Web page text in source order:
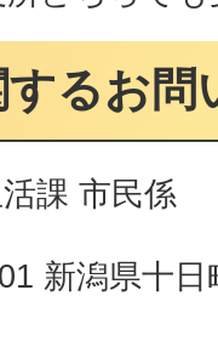
るお問
課 市民係
新潟県十